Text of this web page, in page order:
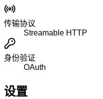
传输协议
Streamable HTTP
身份验证
OAuth
设置